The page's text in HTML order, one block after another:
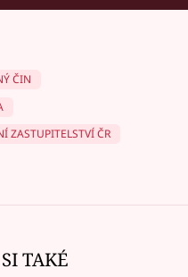
ČIN
ZASTUPITELSTVÍ ČR
TAKÉ